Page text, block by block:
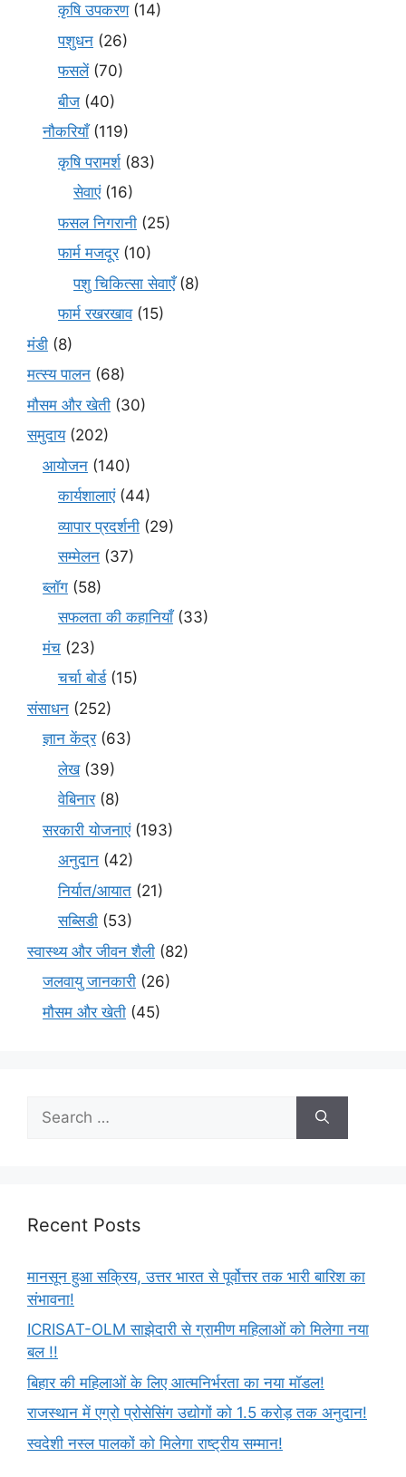
कृषि उपकरण(14)
पशुधन (26)
फसलें(70)
बीज (40)
नौकरियाँ(119)
कृषि परामर्श(83)
सेवाएं(16)
फसल निगरानी (25)
फार्म मजदूर(10)
पशु चिकित्सा सेवाएँ(8)
फार्म रखरखाव(15)
मंडी (8)
मत्स्य पालन (68)
मौसम और खेती (30)
समुदाय(202)
आयोजन (140)
कार्यशालाएं(44)
व्यापार प्रदर्शनी (29)
सम्मेलन (37)
ब्लॉग (58)
सफलता की कहानियाँ(33)
मंच (23)
चर्चा बोर्ड(15)
संसाधन (252)
ज्ञान केंद्र(63)
लेख(39)
वेबिनार(8)
सरकारी योजनाएं(193)
अनुदान (42)
निर्यात/आयात (21)
सब्सिडी (53)
स्वास्थ्य और जीवन शैली (82)
जलवायु जानकारी (26)
मौसम और खेती (45)
Recent Posts
मानसून हुआ सक्रिय, उत्तर भारत से पूर्वोत्तर तक भारी बारिश का
संभावना!
ICRISAT-OLM साझेदारी से ग्रामीण महिलाओं को मिलेगा नया
बल !!
बिहार की महिलाओं के लिए आत्मनिर्भरता का नया मॉडल!
राजस्थान में एग्रो प्रोसेसिंग उद्योगों को 1.5 करोड़ तक अनुदान!
स्वदेशी नस्ल पालकों को मिलेगा राष्ट्रीय सम्मान!